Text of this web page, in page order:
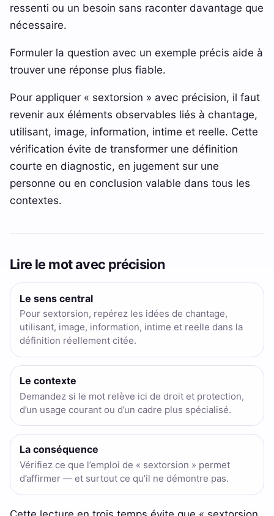
ressenti ou un besoin sans raconter davantage que
nécessaire.
Formuler la question avec un exemple précis aide à
trouver une réponse plus fiable.
Pour appliquer « sextorsion » avec précision, il faut
revenir aux éléments observables liés à chantage,
utilisant, image, information, intime et reelle. Cette
vérification évite de transformer une définition
courte en diagnostic, en jugement sur une
personne ou en conclusion valable dans tous les
contextes.
Lire le mot avec précision
Le sens central
Pour sextorsion, repérez les idées de chantage,
utilisant, image, information, intime et reelle dans la
définition réellement citée.
Le contexte
Demandez si le mot relève ici de droit et protection,
d’un usage courant ou d’un cadre plus spécialisé.
La conséquence
Vérifiez ce que l’emploi de « sextorsion » permet
d’affirmer — et surtout ce qu’il ne démontre pas.